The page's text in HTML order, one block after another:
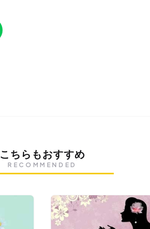
こちらもおすすめ
RECOMMENDED